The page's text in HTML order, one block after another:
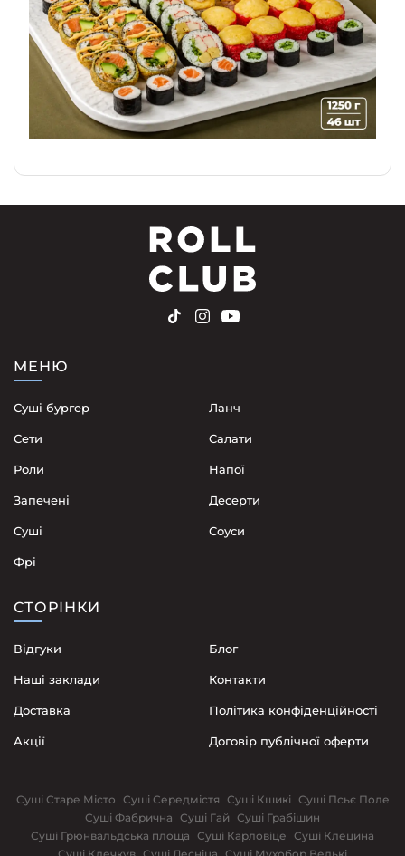
МЕНЮ
Суші бургер
Сети
Роли
Запечені
Суші
Фрі
Ланч
Cалати
Напої
Десерти
Соуси
СТОРІНКИ
Відгуки
Наші заклади
Доставка
Акції
Блог
Контакти
Політика конфіденційності
Договір публічної оферти
Суші Старе Місто Суші Середмістя Суші Кшикі Суші Псьє Поле
Суші Фабрична Суші Гай Суші Грабішин
Суші Грюнвальдська площа Суші Карловіце Суші Клецина